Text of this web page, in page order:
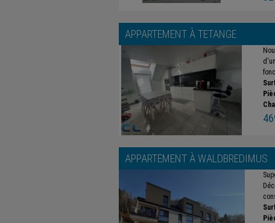
APPARTEMENT ÀTETANGE
APPARTEMENT ÀWALDBREDIMUS